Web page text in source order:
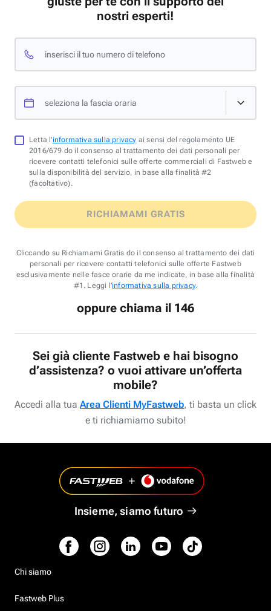
nostri esperti!
inserisci il tuo numero di telefono
seleziona la fascia oraria
Letta l'informativa sulla privacy ai sensi del regolamento UE
2016/679 do il consenso al trattamento dei dati personali per
ricevere contatti telefonici sulle offerte commerciali di Fastweb e
sulla disponibilità del servizio, in base alla finalità #2
(facoltativo).
RICHIAMAMI GRATIS
Cliccando su Richiamami Gratis do il consenso al trattamento dei dati
personali per ricevere contatti telefonici sulle offerte Fastweb
esclusivamente nelle fasce orarie da me indicate, in base alla finalità
#1. Leggi l'informativa sulla privacy.
oppure chiama il 146
Sei già cliente Fastweb e hai bisogno
d’assistenza? o vuoi attivare un’offerta
mobile?
Accedi alla tua Area Clienti MyFastweb, ti basta un click
e ti richiamiamo subito!
Insieme, siamo futuro
Chi siamo
Fastweb Plus